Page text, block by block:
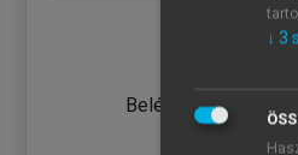
Belépés intézményi
↓ 3